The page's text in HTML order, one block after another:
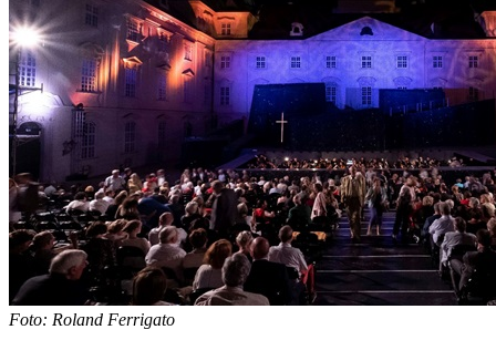
Foto: Roland Ferrigato